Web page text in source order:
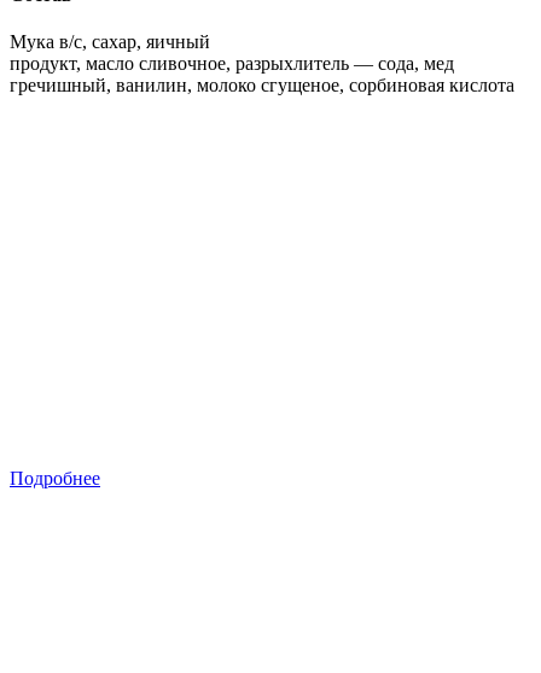
Мука в/с, сахар, яичный
продукт, масло сливочное, разрыхлитель — сода, мед
гречишный, ванилин, молоко сгущеное, сорбиновая кислота
Подробнее